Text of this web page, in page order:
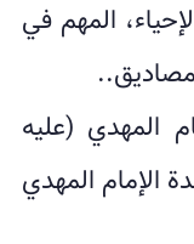
المهم في
المهدي (عليه
الإمام المهدي